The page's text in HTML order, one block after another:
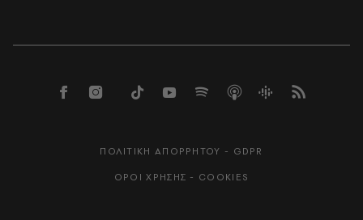
ΠΟΛΙΤΙΚΗ ΑΠΟΡΡΗΤΟΥ - GDPR
ΟΡΟΙ ΧΡΗΣΗΣ - COOKIES